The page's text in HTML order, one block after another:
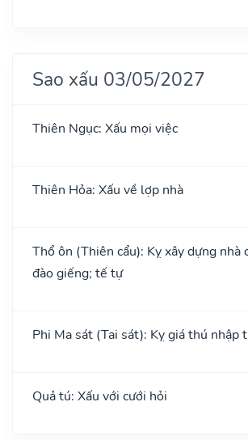
Sao xấu 03/05/2027
Thiên Ngục: Xấu mọi việc
Thiên Hỏa: Xấu về lợp nhà
Thổ ôn (Thiên cẩu): Kỵ xây dựng nhà
đào giếng; tế tự
Phi Ma sát (Tai sát): Kỵ giá thú nhập
Quả tú: Xấu với cưới hỏi